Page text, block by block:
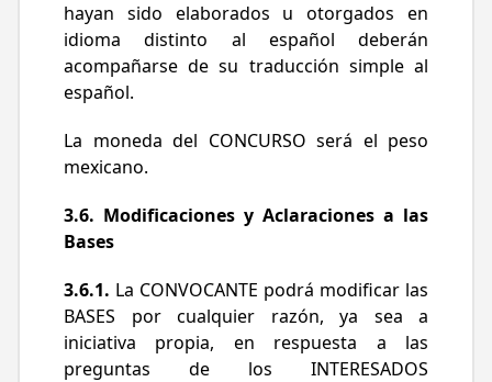
hayan sido elaborados u otorgados en
idioma distinto al español deberán
acompañarse de su traducción simple al
español.
La moneda del CONCURSO será el peso
mexicano.
3.6. Modificaciones y Aclaraciones a las
Bases
3.6.1. La CONVOCANTE podrá modificar las
BASES por cualquier razón, ya sea a
iniciativa propia, en respuesta a las
preguntas de los INTERESADOS